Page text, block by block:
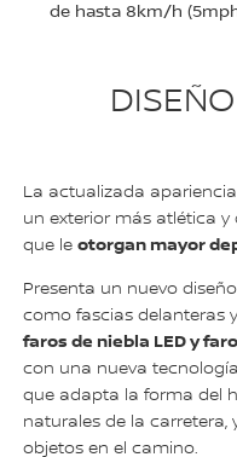
de hasta 8km/h
La actualizada
un exterior más atlética
que leotorgan mayor
Presenta un nuevo
como fascias delanteras
faros de niebla LED y
con una nueva
que adapta la forma del
naturales de la carretera,
objetos en el camino.